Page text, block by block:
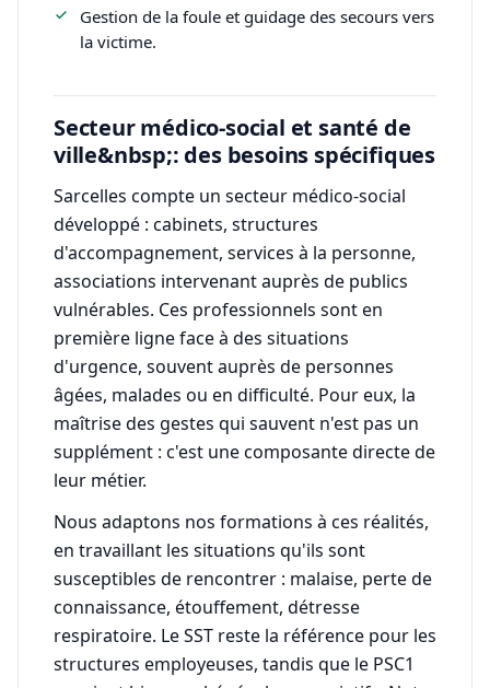
Gestion de la foule et guidage des secours vers
la victime.
Secteur médico-social et santé de
ville&nbsp;: des besoins spécifiques
Sarcelles compte un secteur médico-social
développé : cabinets, structures
d'accompagnement, services à la personne,
associations intervenant auprès de publics
vulnérables. Ces professionnels sont en
première ligne face à des situations
d'urgence, souvent auprès de personnes
âgées, malades ou en difficulté. Pour eux, la
maîtrise des gestes qui sauvent n'est pas un
supplément : c'est une composante directe de
leur métier.
Nous adaptons nos formations à ces réalités,
en travaillant les situations qu'ils sont
susceptibles de rencontrer : malaise, perte de
connaissance, étouffement, détresse
respiratoire. Le SST reste la référence pour les
structures employeuses, tandis que le PSC1